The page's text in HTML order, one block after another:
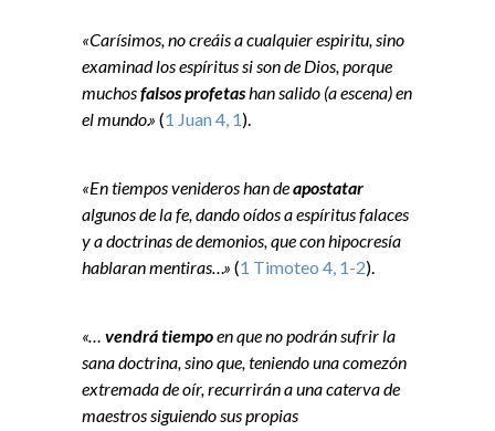
«Carísimos, no creáis a cualquier espiritu, sino
examinad los espíritus si son de Dios, porque
muchosfalsos profetashan salido (a escena) en
el mundo.» (1 Juan 4, 1).
«En tiempos venideros han deapostatar
algunos de la fe, dando oídos a espíritus falaces
y a doctrinas de demonios, que con hipocresía
hablaran mentiras…» (1 Timoteo 4, 1-2).
«… vendrá tiempoen que no podrán sufrir la
sana doctrina, sino que, teniendo una comezón
extremada de oír, recurrirán a una caterva de
maestros siguiendo sus propias